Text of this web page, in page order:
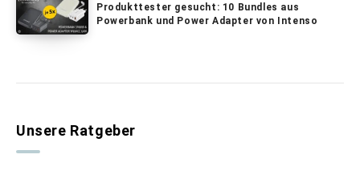
Produkttester gesucht: 10 Bundles aus
Powerbank und Power Adapter von Intenso
Unsere Ratgeber